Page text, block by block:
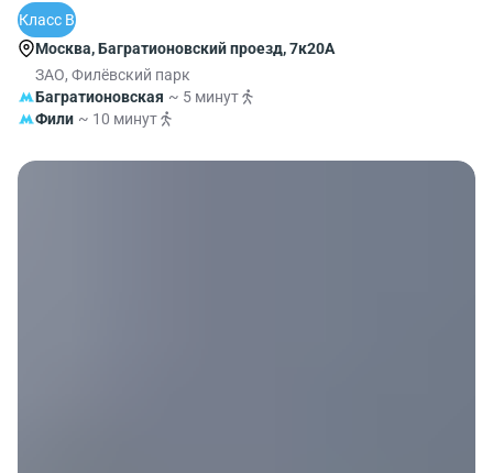
Класс B
Москва, Багратионовский проезд, 7к20А
ЗАО, Филёвский парк
Багратионовская ~ 5 минут
Фили ~ 10 минут